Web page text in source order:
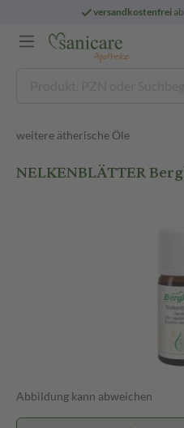
versandkostenfrei
weitere ätherische Öle
NELKENBLÄTTER
Abbildung kann abweichen